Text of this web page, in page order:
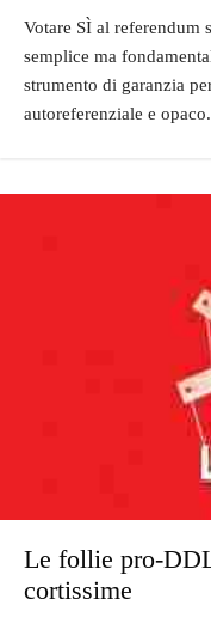
Votare SÌ al referendum
semplice ma
strumento di garanzia
autoreferenziale e
Le follie pro-
cortissime